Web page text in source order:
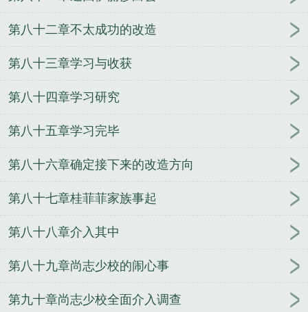
第八十二章不太成功的改造
第八十三章学习与收获
第八十四章学习研究
第八十五章学习完毕
第八十六章确定接下来的改造方向
第八十七章桂菲菲家族事起
第八十八章介入其中
第八十九章尚志少校的闹心事
第九十章尚志少校全面介入调查